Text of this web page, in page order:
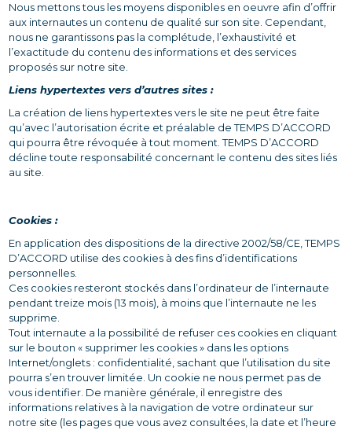
Nous mettons tous les moyens disponibles en oeuvre afin d’offrir
aux internautes un contenu de qualité sur son site. Cependant,
nous ne garantissons pas la complétude, l’exhaustivité et
l’exactitude du contenu des informations et des services
proposés sur notre site.
Liens hypertextes vers d’autres sites :
La création de liens hypertextes vers le site ne peut être faite
qu’avec l’autorisation écrite et préalable de TEMPS D’ACCORD
qui pourra être révoquée à tout moment. TEMPS D’ACCORD
décline toute responsabilité concernant le contenu des sites liés
au site.
Cookies :
En application des dispositions de la directive 2002/58/CE, TEMPS
D’ACCORD utilise des cookies à des fins d’identifications
personnelles.
Ces cookies resteront stockés dans l’ordinateur de l’internaute
pendant treize mois (13 mois), à moins que l’internaute ne les
supprime.
Tout internaute a la possibilité de refuser ces cookies en cliquant
sur le bouton « supprimer les cookies » dans les options
Internet/onglets : confidentialité, sachant que l’utilisation du site
pourra s’en trouver limitée. Un cookie ne nous permet pas de
vous identifier. De manière générale, il enregistre des
informations relatives à la navigation de votre ordinateur sur
notre site (les pages que vous avez consultées, la date et l’heure